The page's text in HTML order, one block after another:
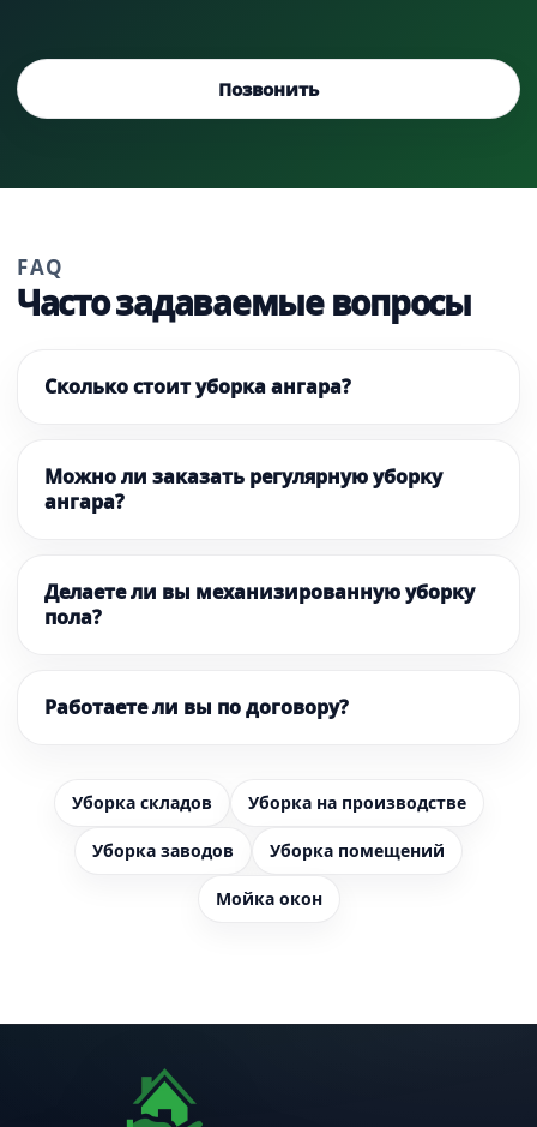
Позвонить
FAQ
Часто задаваемые вопросы
Сколько стоит уборка ангара?
Можно ли заказать регулярную уборку
ангара?
Делаете ли вы механизированную уборку
пола?
Работаете ли вы по договору?
Уборка складов Уборка на производстве
Уборка заводов Уборка помещений
Мойка окон